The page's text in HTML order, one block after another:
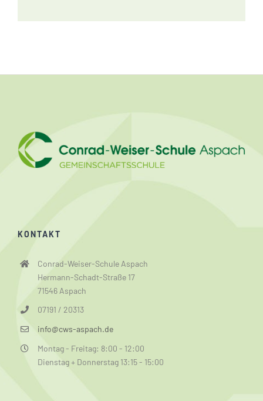
KONTAKT
Conrad-Weiser-Schule Aspach
Hermann-Schadt-Straße 17
71546 Aspach
07191 / 20313
info@cws-aspach.de
Montag - Freitag: 8:00 - 12:00
Dienstag + Donnerstag 13:15 - 15:00